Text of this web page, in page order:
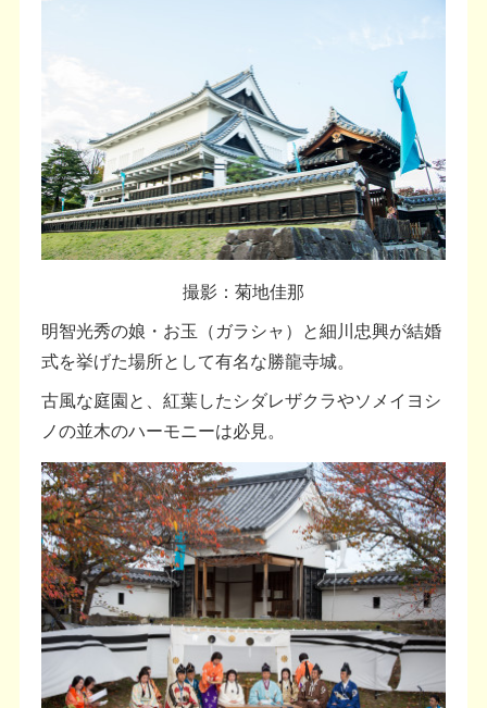
撮影：菊地佳那
明智光秀の娘・お玉（ガラシャ）と細川忠興が結婚
式を挙げた場所として有名な勝龍寺城。
古風な庭園と、紅葉したシダレザクラやソメイヨシ
ノの並木のハーモニーは必見。